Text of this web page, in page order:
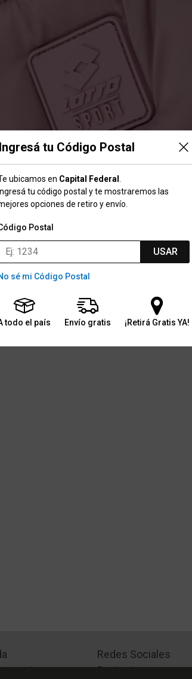
Ingresá tu Código Postal
ubicamos en Capital Federal
tu código postal y te mostraremos las
opciones de retiro y envío.
Postal
USAR
sé mi Código Postal
todo el país Envío gratis ¡Retirá Gratis YA!
de pago
Redes Sociales
Facebook